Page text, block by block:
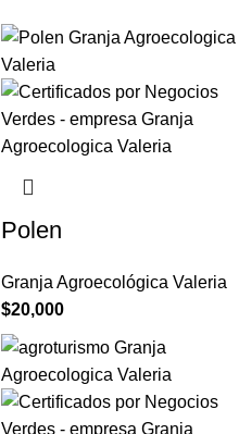
Polen
Granja Agroecológica Valeria
$20,000